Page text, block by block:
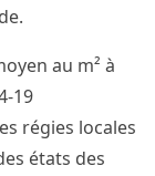
au m² à
19
régies locales
états des